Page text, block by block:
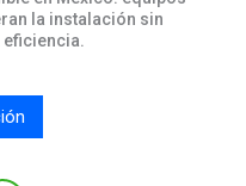
la instalación sin